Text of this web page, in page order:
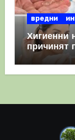
вредни
Хигиенни
причинят
полза